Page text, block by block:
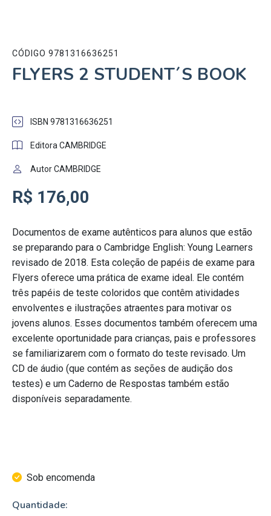
CÓDIGO 9781316636251
FLYERS 2 STUDENT´S BOOK
ISBN 9781316636251
Editora CAMBRIDGE
Autor CAMBRIDGE
R$ 176,00
Documentos de exame autênticos para alunos que estão
se preparando para o Cambridge English: Young Learners
revisado de 2018. Esta coleção de papéis de exame para
Flyers oferece uma prática de exame ideal. Ele contém
três papéis de teste coloridos que contêm atividades
envolventes e ilustrações atraentes para motivar os
jovens alunos. Esses documentos também oferecem uma
excelente oportunidade para crianças, pais e professores
se familiarizarem com o formato do teste revisado. Um
CD de áudio (que contém as seções de audição dos
testes) e um Caderno de Respostas também estão
disponíveis separadamente.
Sob encomenda
Quantidade: